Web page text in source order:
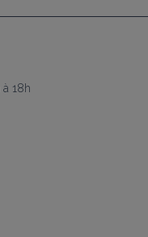
18h